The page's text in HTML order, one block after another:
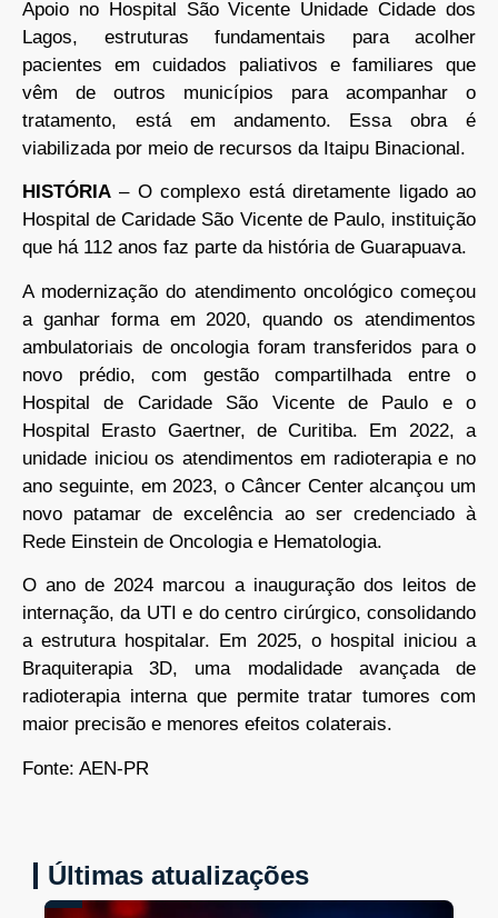
Apoio no Hospital São Vicente Unidade Cidade dos
Lagos, estruturas fundamentais para acolher
pacientes em cuidados paliativos e familiares que
vêm de outros municípios para acompanhar o
tratamento, está em andamento. Essa obra é
viabilizada por meio de recursos da Itaipu Binacional.
HISTÓRIA– O complexo está diretamente ligado ao
Hospital de Caridade São Vicente de Paulo, instituição
que há 112 anos faz parte da história de Guarapuava.
A modernização do atendimento oncológico começou
a ganhar forma em 2020, quando os atendimentos
ambulatoriais de oncologia foram transferidos para o
novo prédio, com gestão compartilhada entre o
Hospital de Caridade São Vicente de Paulo e o
Hospital Erasto Gaertner, de Curitiba. Em 2022, a
unidade iniciou os atendimentos em radioterapia e no
ano seguinte, em 2023, o Câncer Center alcançou um
novo patamar de excelência ao ser credenciado à
Rede Einstein de Oncologia e Hematologia.
O ano de 2024 marcou a inauguração dos leitos de
internação, da UTI e do centro cirúrgico, consolidando
a estrutura hospitalar. Em 2025, o hospital iniciou a
Braquiterapia 3D, uma modalidade avançada de
radioterapia interna que permite tratar tumores com
maior precisão e menores efeitos colaterais.
Fonte: AEN-PR
Últimas atualizações